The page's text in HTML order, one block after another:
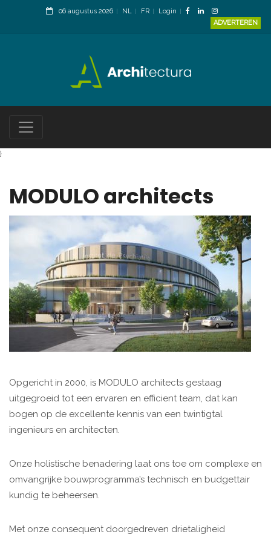
06 augustus 2026 NL FR
Login
ADVERTEREN
}
MODULO architects
Opgericht in 2000, is MODULO architects gestaag
uitgegroeid tot een ervaren en efficient team, dat kan
bogen op de excellente kennis van een twintigtal
ingenieurs en architecten.
Onze holistische benadering laat ons toe om complexe en
omvangrijke bouwprogramma’s technisch en budgettair
kundig te beheersen.
Met onze consequent doorgedreven drietaligheid